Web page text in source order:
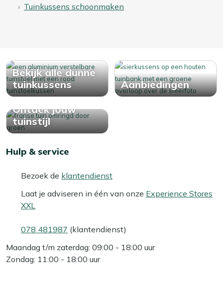
Tuinkussens schoonmaken
Bekijk alle dunne
tuinkussens
Aanbiedingen
Ontdek jouw
tuinstijl
Hulp & service
Bezoek de klantendienst
Laat je adviseren in één van onze Experience Stores
XXL
078 481987 (klantendienst)
Maandag t/m zaterdag: 09:00 - 18:00 uur
Zondag: 11:00 - 18:00 uur